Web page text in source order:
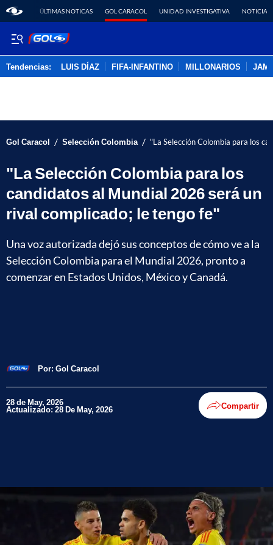
ÚLTIMAS NOTICAS GOL CARACOL UNIDAD INVESTIGATIVA NOTICIAS
Tendencias: LUIS DÍAZ FIFA-INFANTINO MILLONARIOS
Gol Caracol / Selección Colombia / "La Selección Colombia para los
"La Selección Colombia para los
candidatos al Mundial 2026 será un
rival complicado; le tengo fe"
Una voz autorizada dejó sus conceptos de cómo ve a la
Selección Colombia para el Mundial 2026, pronto a
comenzar en Estados Unidos, México y Canadá.
Por: Gol Caracol
28 de May, 2026
Actualizado: 28 De May, 2026 Compartir